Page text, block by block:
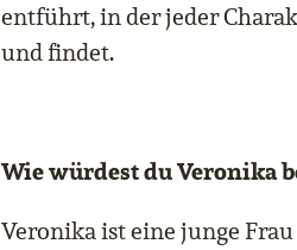
entführt, in der jeder
und findet.
Wie würdest du Veronika
Veronika ist eine junge